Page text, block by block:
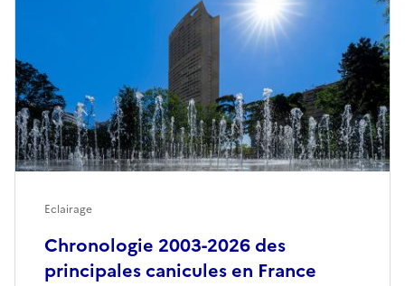
Chronologie 2003-2026 des
principales canicules en France
Eclairage